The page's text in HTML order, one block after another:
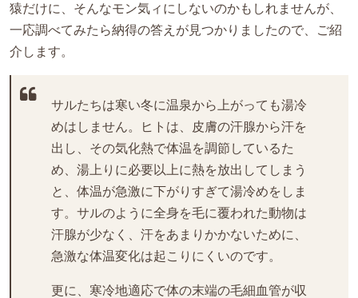
猿だけに、そんなモン気ィにしないのかもしれませんが、
一応調べてみたら納得の答えが見つかりましたので、ご紹
介します。
サルたちは寒い冬に温泉から上がっても湯冷
めはしません。ヒトは、皮膚の汗腺から汗を
出し、その気化熱で体温を調節しているた
め、湯上りに必要以上に熱を放出してしまう
と、体温が急激に下がりすぎて湯冷めをしま
す。サルのように全身を毛に覆われた動物は
汗腺が少なく、汗をあまりかかないために、
急激な体温変化は起こりにくいのです。
更に、寒冷地適応で体の末端の毛細血管が収